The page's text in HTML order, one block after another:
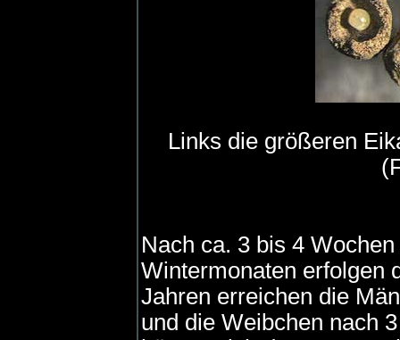
Links die größeren
Nach ca. 3 bis 4
Wintermonaten erfolgen
Jahren erreichen die
und die Weibchen nach